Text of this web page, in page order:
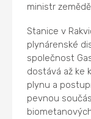
ministr
Stanice v
plynárenské
společnost
dostává až ke
plynu a
pevnou